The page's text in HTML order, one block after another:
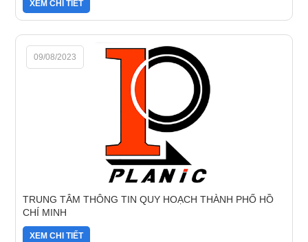
XEM CHI TIẾT
09/08/2023
TRUNG TÂM THÔNG TIN QUY HOẠCH THÀNH PHỐ HỒ
CHÍ MINH
XEM CHI TIẾT